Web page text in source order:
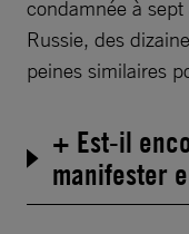
condamnée à
Russie, des
peines similaires
+ Est-il
manifester